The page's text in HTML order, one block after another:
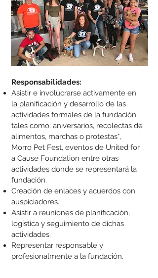
Responsabilidades:
Asistir e involucrarse activamente en
la planificación y desarrollo de las
actividades formales de la fundación
tales como: aniversarios, recolectas de
alimentos, marchas o protestas*,
Morro Pet Fest, eventos de United for
a Cause Foundation entre otras
actividades donde se representará la
fundación.
Creación de enlaces y acuerdos con
auspiciadores.
Asistir a reuniones de planificación,
logística y seguimiento de dichas
actividades.
Representar responsable y
profesionalmente a la fundación.